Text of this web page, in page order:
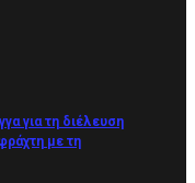
για τη διέλευση
με τη